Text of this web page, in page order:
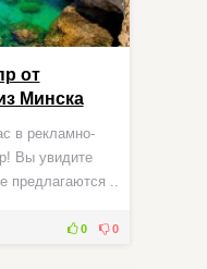
от
Минска
в рекламно-
Вы увидите
предлагаются ..
0 0